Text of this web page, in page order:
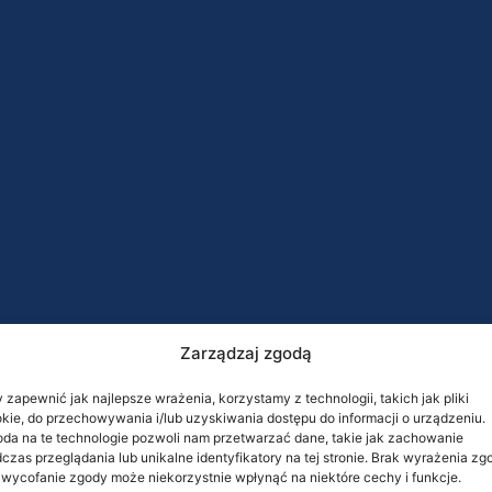
Zarządzaj zgodą
zapewnić jak najlepsze wrażenia, korzystamy z technologii, takich jak pliki
do przechowywania i/lub uzyskiwania dostępu do informacji o urządzeniu.
na te technologie pozwoli nam przetwarzać dane, takie jak zachowanie
przeglądania lub unikalne identyfikatory na tej stronie. Brak wyrażenia
wycofanie zgody może niekorzystnie wpłynąć na niektóre cechy i funkcje.